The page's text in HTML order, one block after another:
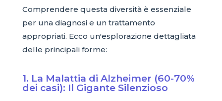
Comprendere questa diversità è essenziale
per una diagnosi e un trattamento
appropriati. Ecco un'esplorazione dettagliata
delle principali forme:
1. La Malattia di Alzheimer (60-70%
dei casi): Il Gigante Silenzioso